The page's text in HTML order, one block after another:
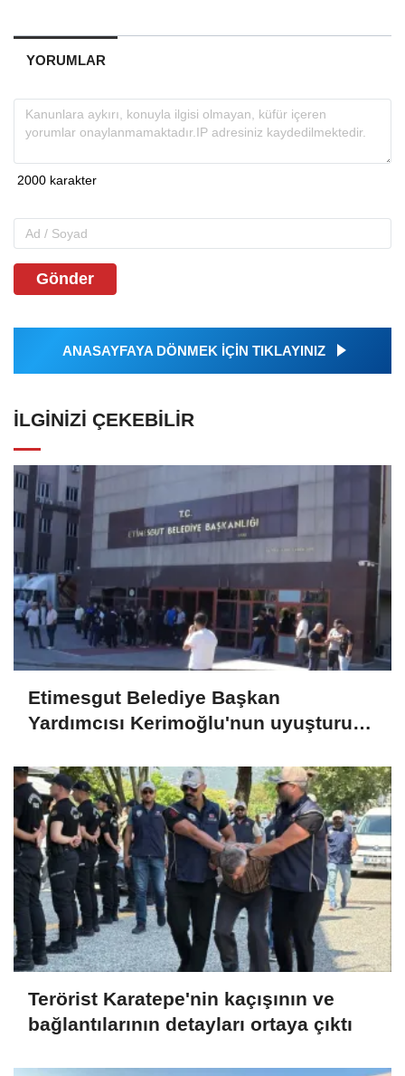
YORUMLAR
Gönder
ANASAYFAYA DÖNMEK İÇİN TIKLAYINIZ
İLGINIZI ÇEKEBILIR
Etimesgut Belediye Başkan
Yardımcısı Kerimoğlu'nun uyuşturucu
Terörist Karatepe'nin kaçışının ve
bağlantılarının detayları ortaya çıktı